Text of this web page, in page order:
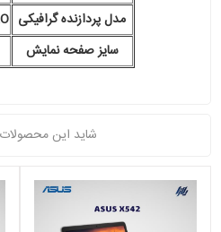
مدل پردازنده گرافیکی
سایز صفحه نمایش
شاید این